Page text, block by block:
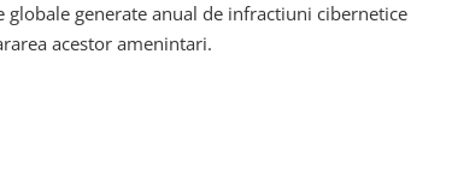
generate anual de infractiuni cibernetice
acestor amenintari.